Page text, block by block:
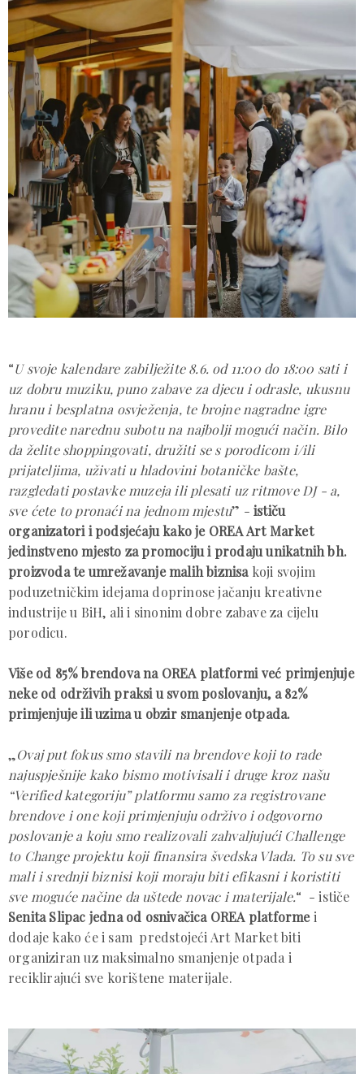
“U svoje kalendare zabilježite 8.6. od 11:00 do 18:00 sati i
uz dobru muziku, puno zabave za djecu i odrasle, ukusnu
hranu i besplatna osvježenja, te brojne nagradne igre
provedite narednu subotu na najbolji mogući način. Bilo
da želite shoppingovati, družiti se s porodicom i/ili
prijateljima, uživati u hladovini botaničke bašte,
razgledati postavke muzeja ili plesati uz ritmove DJ - a,
sve ćete to pronaći na jednom mjestu” -ističu
organizatori i podsjećaju kako je OREA Art Market
jedinstveno mjesto za promociju i prodaju unikatnih bh.
proizvoda te umrežavanje malih biznisakoji svojim
poduzetničkim idejama doprinose jačanju kreativne
industrije u BiH, ali i sinonim dobre zabave za cijelu
porodicu.
Više od 85% brendova na OREA platformi već primjenjuje
neke od održivih praksi u svom poslovanju, a 82%
primjenjuje ili uzima u obzir smanjenje otpada.
„Ovaj put fokus smo stavili na brendove koji to rade
najuspješnije kako bismo motivisali i druge kroz našu
“Verified kategoriju” platformu samo za registrovane
brendove i one koji primjenjuju održivo i odgovorno
poslovanje a koju smo realizovali zahvaljujući Challenge
to Change projektu koji finansira švedska Vlada. To su sve
mali i srednji biznisi koji moraju biti efikasni i koristiti
sve moguće načine da uštede novac i materijale.“ - ističe
Senita Slipac jedna od osnivačica OREA platformei
dodaje kako će i sam predstojeći Art Market biti
organiziran uz maksimalno smanjenje otpada i
reciklirajući sve korištene materijale.